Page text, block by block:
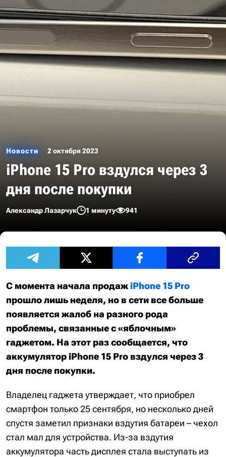
Новости 2 октября 2023
iPhone 15 Pro вздулся через 3
дня после покупки
Александр Лазарчук 1 минуту 941
С момента начала продажiPhone 15 Pro
прошло лишь неделя, но в сети все больше
появляется жалоб на разного рода
проблемы, связанные с «яблочным»
гаджетом. На этот раз сообщается, что
аккумулятор iPhone 15 Pro вздулся через 3
дня после покупки.
Владелец гаджета утверждает, что приобрел
смартфон только 25 сентября, но несколько дней
спустя заметил признаки вздутия батареи – чехол
стал мал для устройства. Из-за вздутия
аккумулятора часть дисплея стала выступать из